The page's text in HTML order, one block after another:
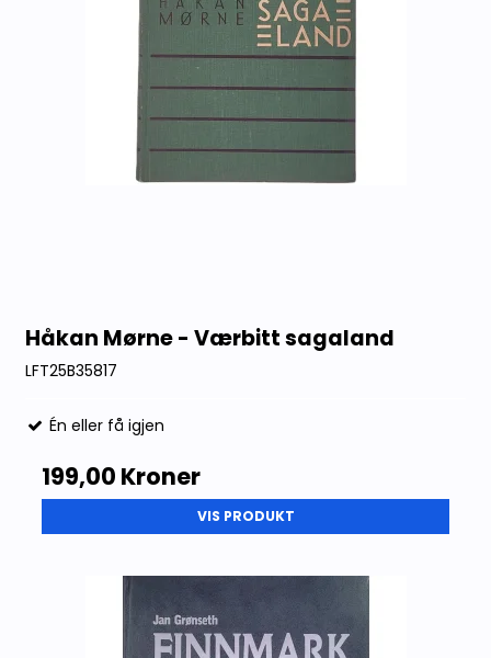
Håkan Mørne - Værbitt sagaland
LFT25B35817
Én eller få igjen
199,00 Kroner
VIS PRODUKT